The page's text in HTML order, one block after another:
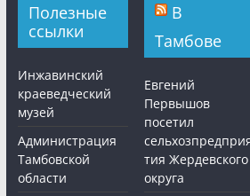
Полезные
ссылки
Инжавинский
краеведческий
музей
Администрация
Тамбовской
области
В
Тамбове
Евгений
Первышов
посетил
тия Жердевского
округа